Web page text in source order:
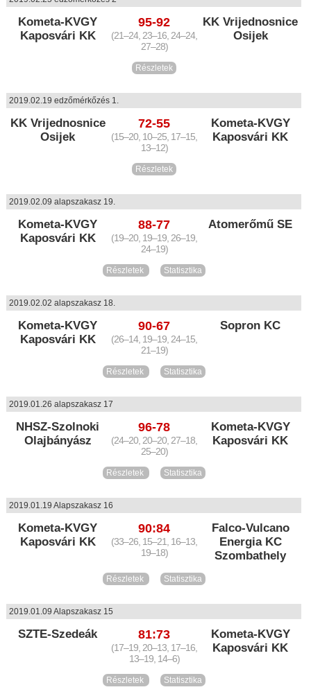
Kometa-KVGY
Kaposvári KK
95-92
(21–24, 23–16, 24–24,
27–28)
KK Vrijednosnice
Osijek
Részletek
2019.02.19 edzőmérkőzés 1.
KK Vrijednosnice
Osijek
72-55
(15–20, 10–25, 17–15,
13–12)
Kometa-KVGY
Kaposvári KK
Részletek
2019.02.09 alapszakasz 19.
Kometa-KVGY
Kaposvári KK
88-77
(19–20, 19–19, 26–19,
24–19)
Atomerőmű SE
Részletek Statisztika
2019.02.02 alapszakasz 18.
Kometa-KVGY
Kaposvári KK
90-67
(26–14, 19–19, 24–15,
21–19)
Sopron KC
Részletek Statisztika
2019.01.26 alapszakasz 17
NHSZ-Szolnoki
Olajbányász
96-78
(24–20, 20–20, 27–18,
25–20)
Kometa-KVGY
Kaposvári KK
Részletek Statisztika
2019.01.19 Alapszakasz 16
Kometa-KVGY
Kaposvári KK
90:84
(33–26, 15–21, 16–13,
19–18)
Falco-Vulcano
Energia KC
Szombathely
Részletek Statisztika
2019.01.09 Alapszakasz 15
SZTE-Szedeák 81:73
(17–19, 20–13, 17–16,
13–19, 14–6)
Kometa-KVGY
Kaposvári KK
Részletek Statisztika